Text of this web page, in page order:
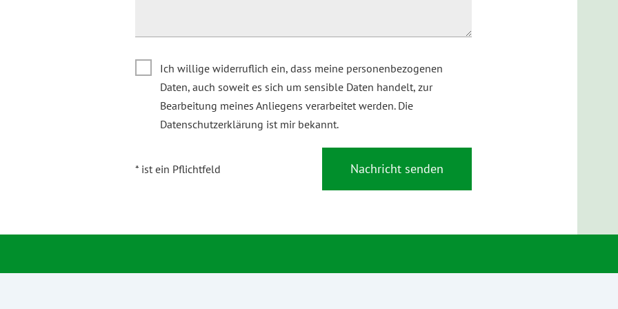
Ich willige widerruflich ein, dass meine personenbezogenen
Daten, auch soweit es sich um sensible Daten handelt, zur
Bearbeitung meines Anliegens verarbeitet werden. Die
Datenschutzerklärung ist mir bekannt.
* ist ein Pflichtfeld Nachricht senden